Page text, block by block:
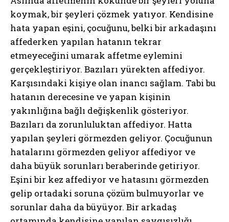
koymak, bir şeyleri çözmek yatıyor. Kendisine
hata yapan eşini, çocuğunu, belki bir arkadaşını
affederken yapılan hatanın tekrar
etmeyeceğini umarak affetme eylemini
gerçekleştiriyor. Bazıları yürekten affediyor.
Karşısındaki kişiye olan inancı sağlam. Tabi bu
hatanın derecesine ve yapan kişinin
yakınlığına bağlı değişkenlik gösteriyor.
Bazıları da zorunluluktan affediyor. Hatta
yapılan şeyleri görmezden geliyor. Çocuğunun
hatalarını görmezden geliyor affediyor ve
daha büyük sorunları beraberinde getiriyor.
Eşini bir kez affediyor ve hatasını görmezden
gelip ortadaki soruna çözüm bulmuyorlar ve
sorunlar daha da büyüyor. Bir arkadaş